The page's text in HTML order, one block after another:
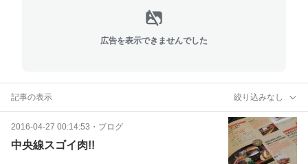
広告を表示できませんでした
記事の表示 絞り込みなし
2016-04-27 00:14:53 ・ ブログ
中央線スゴイ肉!!